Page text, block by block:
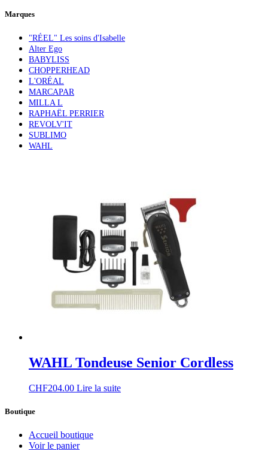
Marques
"RÉEL" Les soins d'Isabelle
Alter Ego
BABYLISS
CHOPPERHEAD
L'ORÉAL
MARCAPAR
MILLA L
RAPHAËL PERRIER
REVOLV'IT
SUBLIMO
WAHL
WAHL Tondeuse Senior Cordless
CHF204.00 Lire la suite
Boutique
Accueil boutique
Voir le panier